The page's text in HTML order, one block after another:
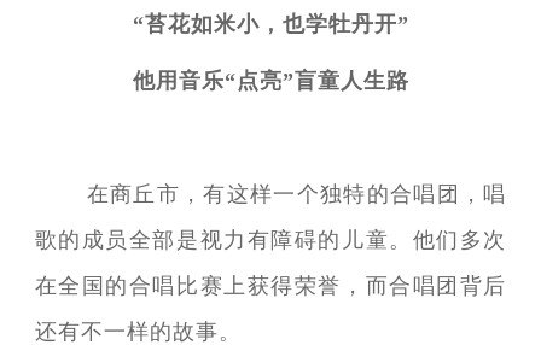
“苔花如米小，也学牡丹开”
他用音乐“点亮”盲童人生路
在商丘市，有这样一个独特的合唱团，唱
歌的成员全部是视力有障碍的儿童。他们多次
在全国的合唱比赛上获得荣誉，而合唱团背后
还有不一样的故事。